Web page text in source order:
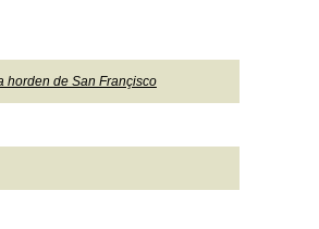
horden de San Françisco